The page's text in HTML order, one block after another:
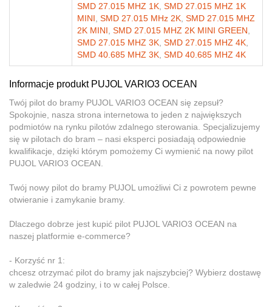
SMD 27.015 MHZ 1K SMD 27.015 MHZ 1K
MINI SMD 27.015 MHz 2K SMD 27.015 MHZ
2K MINI SMD 27.015 MHZ 2K MINI GREEN
SMD 27.015 MHZ 3K SMD 27.015 MHZ 4K
SMD 40.685 MHZ 3K SMD 40.685 MHZ 4K
Informacje produkt PUJOL VARIO3 OCEAN
Twój pilot do bramy PUJOL VARIO3 OCEAN się zepsuł?
Spokojnie, nasza strona internetowa to jeden z największych
podmiotów na rynku pilotów zdalnego sterowania. Specjalizujemy
się w pilotach do bram – nasi eksperci posiadają odpowiednie
kwalifikacje, dzięki którym pomożemy Ci wymienić na nowy pilot
PUJOL VARIO3 OCEAN.
Twój nowy pilot do bramy PUJOL umożliwi Ci z powrotem pewne
otwieranie i zamykanie bramy.
Dlaczego dobrze jest kupić pilot PUJOL VARIO3 OCEAN na
naszej platformie e-commerce?
- Korzyść nr 1:
chcesz otrzymać pilot do bramy jak najszybciej? Wybierz dostawę
w zaledwie 24 godziny, i to w całej Polsce.